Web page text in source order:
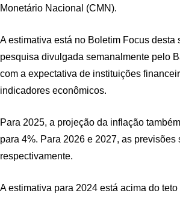
Monetário Nacional (CMN).
A estimativa está no Boletim Focus desta
pesquisa divulgada semanalmente pelo
com a expectativa de instituições
indicadores econômicos.
Para 2025, a projeção da inflação
para 4%. Para 2026 e 2027, as previsões
respectivamente.
A estimativa para 2024 está acima do